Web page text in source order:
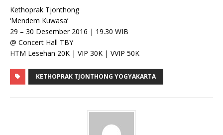
Kethoprak Tjonthong
‘Mendem Kuwasa’
29 – 30 Desember 2016 | 19.30 WIB
@ Concert Hall TBY
HTM Lesehan 20K | VIP 30K | VVIP 50K
KETHOPRAK TJONTHONG YOGYAKARTA